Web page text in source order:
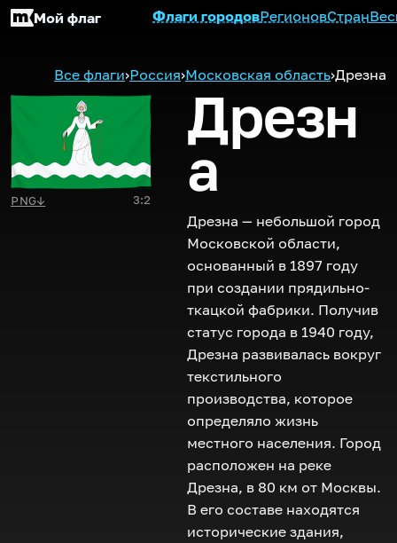
Мой флаг Флаги городовРегионовСтран
Все флаги›Россия›Московская область›Дрезна
PNG↓ 3:2
Дрезн
а
Дрезна — небольшой город
Московской области,
основанный в 1897 году
при создании прядильно-
ткацкой фабрики. Получив
статус города в 1940 году,
Дрезна развивалась вокруг
текстильного
производства, которое
определяло жизнь
местного населения. Город
расположен на реке
Дрезна, в 80 км от Москвы.
В его составе находятся
исторические здания,